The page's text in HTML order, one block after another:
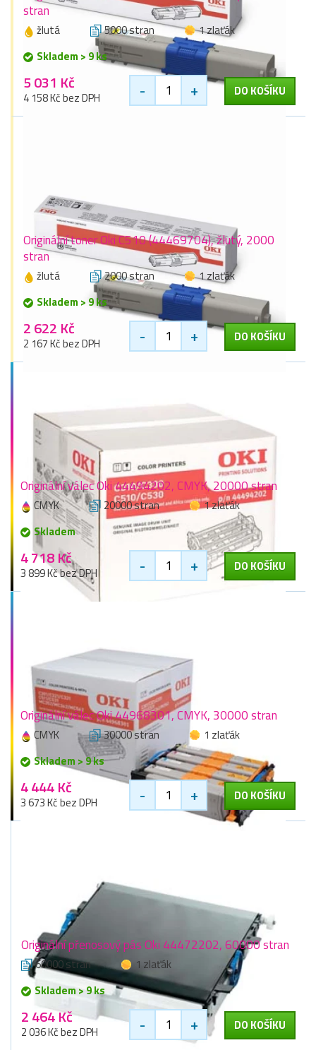
stran
žlutá 5000 stran
1 zlaťák
Skladem > 9 ks
5 031 Kč
4 158 Kč bez DPH - + DO KOŠÍKU
Originální toner Oki C510 (44469704), žlutý, 2000
stran
žlutá 2000 stran
1 zlaťák
Skladem > 9 ks
2 622 Kč
2 167 Kč bez DPH - + DO KOŠÍKU
Originální válec Oki 44494202, CMYK, 20000 stran
CMYK 20000 stran
1 zlaťák
Skladem
4 718 Kč
3 899 Kč bez DPH - + DO KOŠÍKU
Originální válec Oki 44968301, CMYK, 30000 stran
CMYK 30000 stran
1 zlaťák
Skladem > 9 ks
4 444 Kč
3 673 Kč bez DPH - + DO KOŠÍKU
Originální přenosový pás Oki 44472202, 60000 stran
60000 stran
1 zlaťák
Skladem > 9 ks
2 464 Kč
2 036 Kč bez DPH - + DO KOŠÍKU